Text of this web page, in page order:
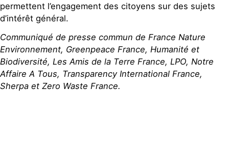
permettent l’engagement des citoyens sur des sujets
d’intérêt général.
Communiqué de presse commun de France Nature
Environnement, Greenpeace France, Humanité et
Biodiversité, Les Amis de la Terre France, LPO, Notre
Affaire A Tous, Transparency International France,
Sherpa et Zero Waste France.